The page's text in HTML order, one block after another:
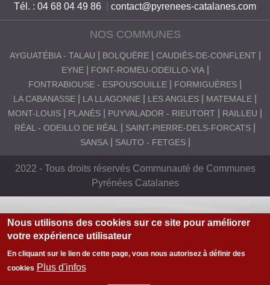
Tél. : 04 68 04 49 86
contact@pyrenees-catalanes.com
NOS COMMUNES
AYGUATÉBIA - TALAU BOLQUÈRE
CAUDIÈS-DE-CONFLENT
EYNE
FONT-ROMEU-ODEILLO-VIA
FONTRABIOUSE - ESPOUSOUILLE
FORMIGUÈRES
LA CABANASSE
LA LLAGONNE LES ANGLES
MATEMALE
MONT-LOUIS
PLANÈS PUYVALADOR - RIEUTORT
RAILLEU
RÉAL - ODEILLO DE RÉAL
SAINT-PIERRE-DELS-FORCATS
SANSA
SAUTO - FETGES
2022 - Tous droits réservés Communauté de Communes
Pyrénées Catalanes
Nous utilisons des cookies sur ce site pour améliorer
votre expérience utilisateur
En cliquant sur le lien de cette page, vous nous autorisez à définir des
cookies Plus d'infos